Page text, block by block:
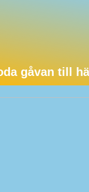
gåvan till